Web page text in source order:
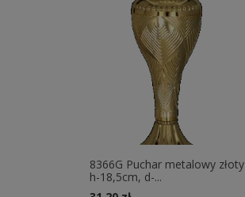
8366G Puchar metalowy złoty
h-18,5cm, d-...